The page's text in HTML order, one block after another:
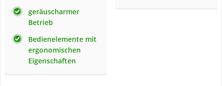
geräuscharmer
Betrieb
Bedienelemente mit
ergonomischen
Eigenschaften